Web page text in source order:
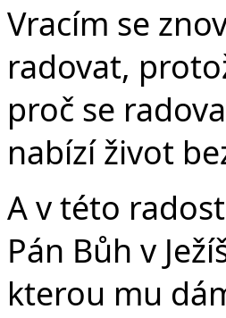
Vracím se
radovat,
proč se
nabízí život
A v této
Pán Bůh v
kterou mu